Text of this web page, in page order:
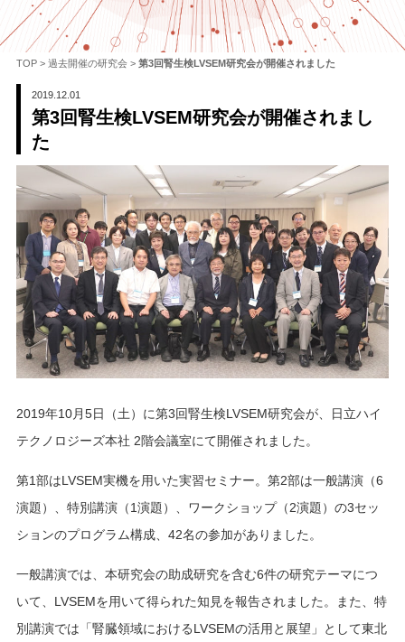
TOP> 過去開催の研究会> 第3回腎生検LVSEM研究会が開催されました
2019.12.01
第3回腎生検LVSEM研究会が開催されまし
た
2019年10月5日（土）に第3回腎生検LVSEM研究会が、日立ハイ
テクノロジーズ本社 2階会議室にて開催されました。
第1部はLVSEM実機を用いた実習セミナー。第2部は一般講演（6
演題）、特別講演（1演題）、ワークショップ（2演題）の3セッ
ションのプログラム構成、42名の参加がありました。
一般講演では、本研究会の助成研究を含む6件の研究テーマにつ
いて、LVSEMを用いて得られた知見を報告されました。また、特
別講演では「腎臓領域におけるLVSEMの活用と展望」として東北